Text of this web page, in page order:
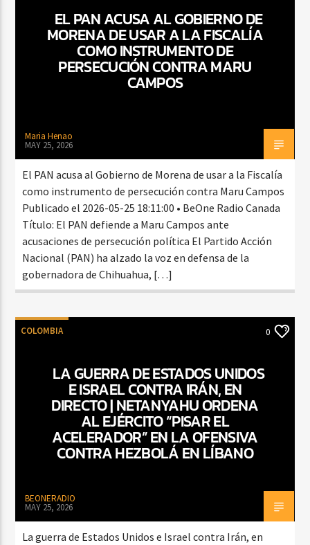
CURRENT SHOW
VIBRAS TROPICALES
2:00 AM 4:00 AM
Beone Radio
EL PAN ACUSA AL GOBIERNO DE
MORENA DE USAR A LA FISCALÍA
COMO INSTRUMENTO DE
PERSECUCIÓN CONTRA MARU
CAMPOS
Maria Henao
MAY 25, 2026
El PAN acusa al Gobierno de Morena de usar a la Fiscalía
como instrumento de persecución contra Maru Campos
Publicado el 2026-05-25 18:11:00 • BeOne Radio Canada
Título: El PAN defiende a Maru Campos ante
acusaciones de persecución política El Partido Acción
Nacional (PAN) ha alzado la voz en defensa de la
gobernadora de Chihuahua, […]
COLOMBIA 0
LA GUERRA DE ESTADOS UNIDOS
E ISRAEL CONTRA IRÁN, EN
DIRECTO | NETANYAHU ORDENA
AL EJÉRCITO “PISAR EL
ACELERADOR” EN LA OFENSIVA
CONTRA HEZBOLÁ EN LÍBANO
BEONERADIO
MAY 25, 2026
La guerra de Estados Unidos e Israel contra Irán, en